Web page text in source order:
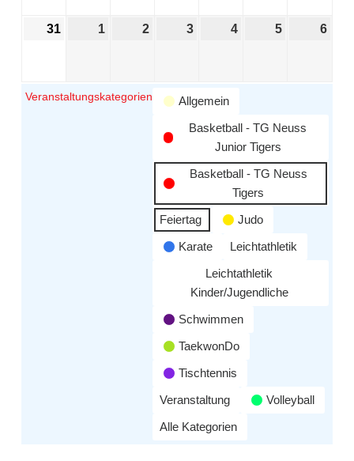
31 1 2 3 4 5 6
Veranstaltungskategorien
Allgemein
Basketball - TG Neuss
Junior Tigers
Basketball - TG Neuss
Tigers
Feiertag
Judo
Karate
Leichtathletik
Leichtathletik
Kinder/Jugendliche
Schwimmen
TaekwonDo
Tischtennis
Veranstaltung
Volleyball
Alle Kategorien